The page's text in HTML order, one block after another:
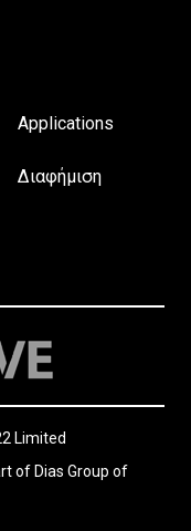
Applications
Διαφήμιση
Limited
of Dias Group of